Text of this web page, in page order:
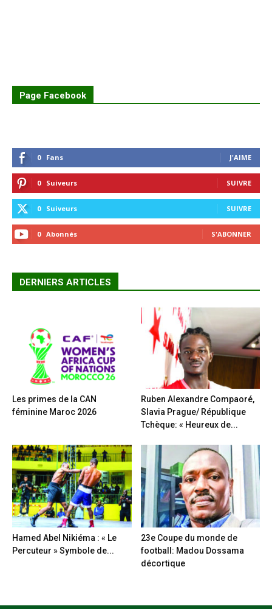
Page Facebook
0 Fans J'AIME
0 Suiveurs SUIVRE
0 Suiveurs SUIVRE
0 Abonnés S'ABONNER
DERNIERS ARTICLES
Les primes de la CAN
féminine Maroc 2026
Ruben Alexandre Compaoré,
Slavia Prague/ République
Tchèque: « Heureux de...
Hamed Abel Nikiéma : « Le
Percuteur » Symbole de...
23e Coupe du monde de
football: Madou Dossama
décortique